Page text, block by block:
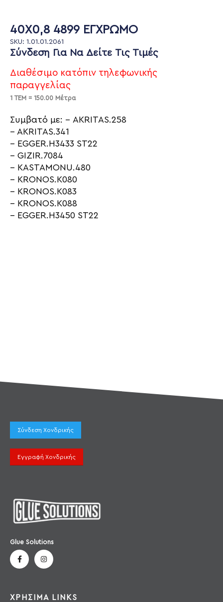
40X0,8 4899 ΕΓΧΡΩΜΟ
SKU: 1.01.01.2061
Σύνδεση Για Να Δείτε Τις Τιμές
Διαθέσιμο κατόπιν τηλεφωνικής
παραγγελίας
1 ΤΕΜ = 150.00 Μέτρα
Συμβατό με: – AKRITAS.258
– AKRITAS.341
– EGGER.H3433 ST22
– GIZIR.7084
– KASTAMONU.480
– KRONOS.K080
– KRONOS.K083
– KRONOS.K088
– EGGER.H3450 ST22
Σύνδεση Χονδρικής
Εγγραφή Χονδρικής
Glue Solutions
ΧΡΗΣΙΜΑ LINKS